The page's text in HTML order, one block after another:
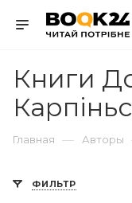
Книги
Главная — Авторы
ФИЛЬТР